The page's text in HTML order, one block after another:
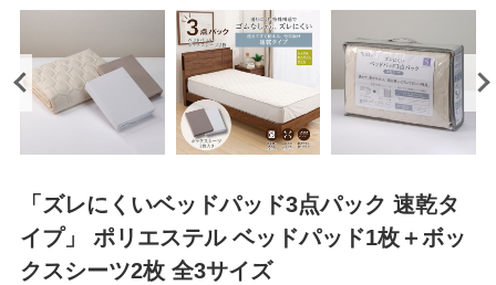
「ズレにくいベッドパッド3点パック 速乾タ
イプ」 ポリエステル ベッドパッド1枚＋ボッ
クスシーツ2枚 全3サイズ